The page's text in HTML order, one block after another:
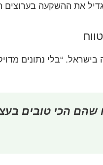
את ההשקעה בערוצים
“בלי נתונים
שהם הכי טובים